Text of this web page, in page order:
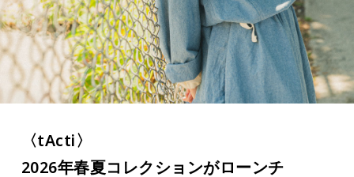
〈tActi〉
2026年春夏コレクションがローンチ